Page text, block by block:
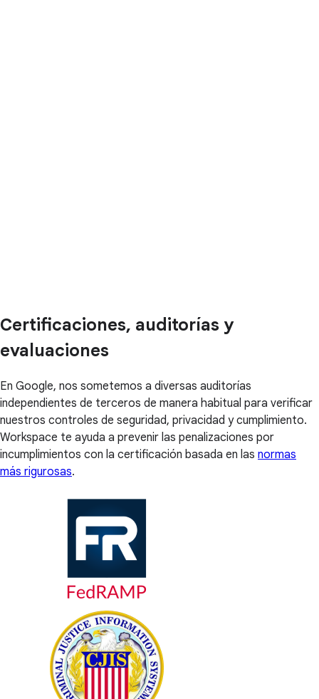
Certificaciones, auditorías y
evaluaciones
En Google, nos sometemos a diversas auditorías
independientes de terceros de manera habitual para verificar
nuestros controles de seguridad, privacidad y cumplimiento.
Workspace te ayuda a prevenir las penalizaciones por
incumplimientos con la certificación basada en las normas
más rigurosas.